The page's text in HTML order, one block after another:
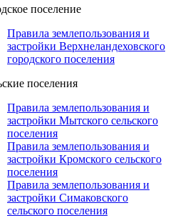
поселение
Правила землепользования и
застройки Верхнеландеховского
городского поселения
поселения
Правила землепользования и
застройки Мытского сельского
поселения
Правила землепользования и
застройки Кромского сельского
поселения
Правила землепользования и
застройки Симаковского
сельского поселения